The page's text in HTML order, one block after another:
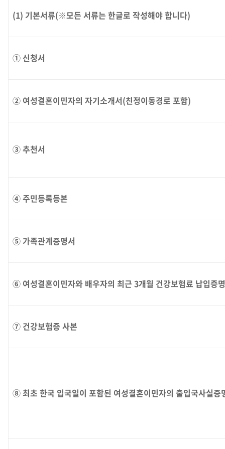
(1) 기본서류(※모든 서류는 한글로 작성해야 합니다)
① 신청서
② 여성결혼이민자의 자기소개서(친정이동경로 포함)
③ 추천서
④ 주민등록등본
⑤ 가족관계증명서
⑥ 여성결혼이민자와 배우자의 최근 3개월 건강보험료 납입증
⑦ 건강보험증 사본
⑧ 최초 한국 입국일이 포함된 여성결혼이민자의 출입국사실증